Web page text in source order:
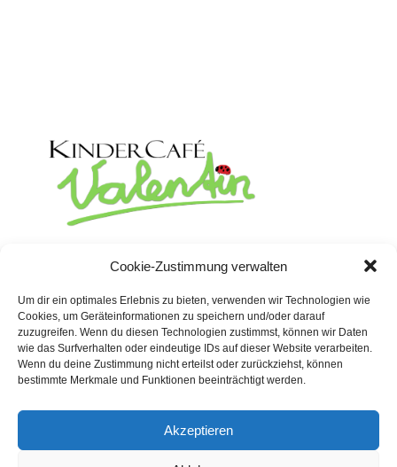
Cookie-Zustimmung verwalten
Um dir ein optimales Erlebnis zu bieten, verwenden wir Technologien wie
Cookies, um Geräteinformationen zu speichern und/oder darauf
zuzugreifen. Wenn du diesen Technologien zustimmst, können wir Daten
wie das Surfverhalten oder eindeutige IDs auf dieser Website verarbeiten.
Wenn du deine Zustimmung nicht erteilst oder zurückziehst, können
bestimmte Merkmale und Funktionen beeinträchtigt werden.
Akzeptieren
02625 Bautzen
Telefon:03591 530 158
Telefax: 03591 530 159